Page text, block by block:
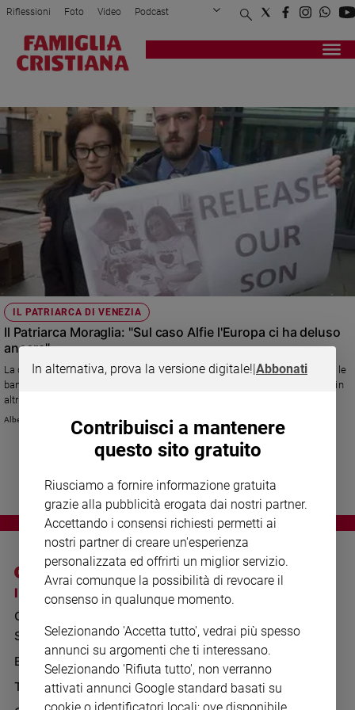
Attualità
Economia
Legalità
giustizia
Sport
Papa
Papa
Chiesa
Chiesa
Fede
Devozione
giorno
Santo
del
giorno
Società
e
valori
Riflessioni Foto Video Podcast
Privacy Policy Chi siamo
Registrati Redazione
IL PATRIARCA DI VENEZIA
Il Patriarca Moraglia: "Sul caso Alfie l'Europa ci ha deluso
ancora"
La dura critica del patriarca di Venezia: "L'Europa si spende per l'euro, per le
banche, per i parametri economici... ma sembra continuare a balbettare in
altri fondamentali ambiti"
Alberto Laggia
I SITI SAN PAOLO
GRUPPO EDITORIALE
SAN PAOLO
BENESSERE
TELENOVA
NOTE LEGALI
INFORMATIVA
WHISTLEBLOWING
SOCIAL
In alternativa, prova la versione digitale!|Abbonati
Contribuisci a mantenere
questo sito gratuito
Riusciamo a fornire informazione gratuita
grazie alla pubblicità erogata dai nostri partner.
Accettando i consensi richiesti permetti ai
nostri partner di creare un'esperienza
personalizzata ed offrirti un miglior servizio.
Avrai comunque la possibilità di revocare il
consenso in qualunque momento.
Selezionando 'Accetta tutto', vedrai più spesso
annunci su argomenti che ti interessano.
Selezionando 'Rifiuta tutto', non verranno
attivati annunci Google standard basati su